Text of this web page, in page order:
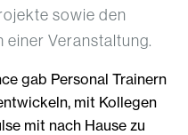
sowie den
Veranstaltung.
gab Personal Trainern
mit Kollegen
mit nach Hause zu